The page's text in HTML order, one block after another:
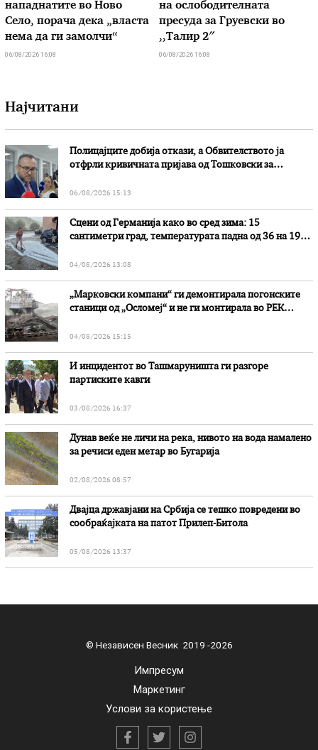
нападнатите во Ново
Село, порача дека „власта
нема да ги замолчи“
06/08/2026 16:08
на ослободителната
пресуда за Груевски во
,,Талир 2″
06/08/2026 16:08
Најчитани
Полицајците добија откази, а Обвителството ја
отфрли кривичната пријава од Тошковски за
06/08/2026 15:13
Сцени од Германија како во сред зима: 15
сантиметри град, температурата падна од 36 на 19
04/08/2026 13:08
„Марковски компани“ ги демонтирала погонските
станици од „Осломеј“ и не ги монтирала во РЕК
04/08/2026 15:15
И инцидентот во Ташмаруништa ги разгоре
партиските кавги
03/08/2026 16:37
Дунав веќе не личи на река, нивото на вода намалено
за речиси еден метар во Бугарија
02/08/2026 08:57
Двајца државјани на Србија се тешко повредени во
сообраќајката на патот Прилеп-Битола
05/08/2026 13:37
© Независен Весник 2019 -2026
Импресум
Маркетинг
Услови за користење